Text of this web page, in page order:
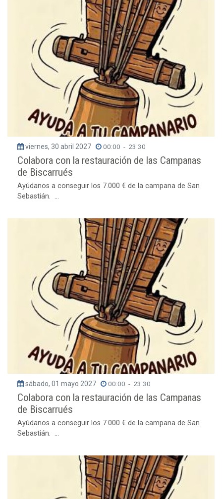
viernes, 30 abril 2027 00:00 - 23:30
Colabora con la restauración de las Campanas
de Biscarrués
Ayúdanos a conseguir los 7.000 € de la campana de San
Sebastián. ...
sábado, 01 mayo 2027 00:00 - 23:30
Colabora con la restauración de las Campanas
de Biscarrués
Ayúdanos a conseguir los 7.000 € de la campana de San
Sebastián. ...